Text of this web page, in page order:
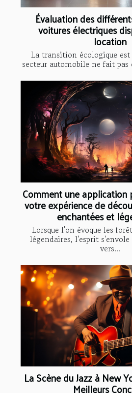
Évaluation des
voitures électriques
location
La transition écologique
secteur automobile ne fait pas
Comment une
votre expérience de
enchantées et
Lorsque l'on évoque les
légendaires, l'esprit
vers...
La Scène du Jazz à New
Meilleurs